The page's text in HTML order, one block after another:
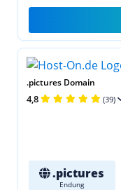
.pictures Domain
4,8 (39)
.pictures
Endung